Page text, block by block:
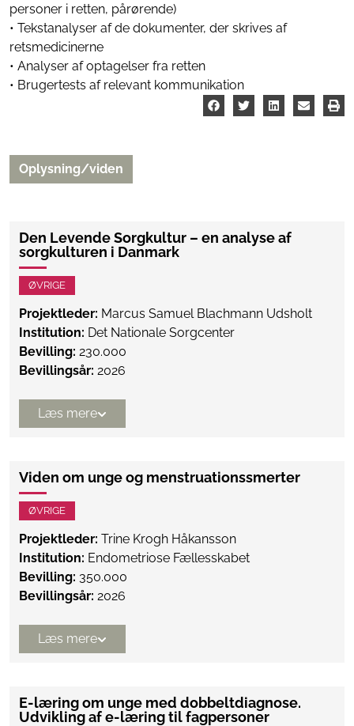
personer i retten, pårørende)
• Tekstanalyser af de dokumenter, der skrives af
retsmedicinerne
• Analyser af optagelser fra retten
• Brugertests af relevant kommunikation
Oplysning/viden
Den Levende Sorgkultur – en analyse af
sorgkulturen i Danmark
ØVRIGE
Projektleder: Marcus Samuel Blachmann Udsholt
Institution: Det Nationale Sorgcenter
Bevilling: 230.000
Bevillingsår: 2026
Læs mere
Viden om unge og menstruationssmerter
ØVRIGE
Projektleder: Trine Krogh Håkansson
Institution: Endometriose Fællesskabet
Bevilling: 350.000
Bevillingsår: 2026
Læs mere
E-læring om unge med dobbeltdiagnose.
Udvikling af e-læring til fagpersoner